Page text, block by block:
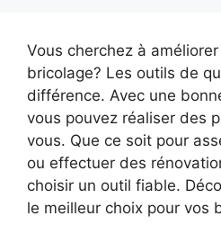
Vous cherchez à
bricolage? Les outils de
différence. Avec une
vous pouvez réaliser des
vous. Que ce soit pour
ou effectuer des
choisir un outil fiable.
le meilleur choix pour vos